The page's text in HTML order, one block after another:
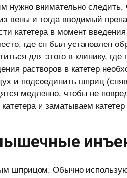
нужно внимательно следить,
вены и тогда вводимый
катетера в момент
где он был установлен
для этого в клинику, где
растворов в катетер
и подсоединить шприц (сняв
медленно, чтобы не
и заматываем
шприцом. Обычно